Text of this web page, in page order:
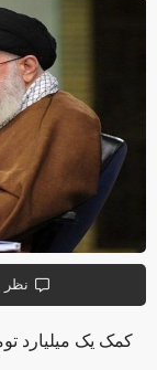
کمک یک میلیارد
نظر